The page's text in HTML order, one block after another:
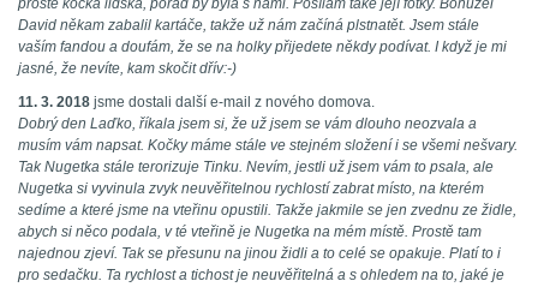
prostě kočka lidská, pořád by byla s námi. Posílám také její fotky. Bohužel
David někam zabalil kartáče, takže už nám začíná plstnatět. Jsem stále
vaším fandou a doufám, že se na holky přijedete někdy podívat. I když je mi
jasné, že nevíte, kam skočit dřív:-)
11. 3. 2018 jsme dostali další e-mail z nového domova.
Dobrý den Laďko, říkala jsem si, že už jsem se vám dlouho neozvala a
musím vám napsat. Kočky máme stále ve stejném složení i se všemi nešvary.
Tak Nugetka stále terorizuje Tinku. Nevím, jestli už jsem vám to psala, ale
Nugetka si vyvinula zvyk neuvěřitelnou rychlostí zabrat místo, na kterém
sedíme a které jsme na vteřinu opustili. Takže jakmile se jen zvednu ze židle,
abych si něco podala, v té vteřině je Nugetka na mém místě. Prostě tam
najednou zjeví. Tak se přesunu na jinou židli a to celé se opakuje. Platí to i
pro sedačku. Ta rychlost a tichost je neuvěřitelná a s ohledem na to, jaké je